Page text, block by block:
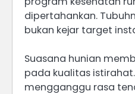
dipertahankan.
bukan kejar target
Suasana hunian
pada kualitas
mengganggu rasa